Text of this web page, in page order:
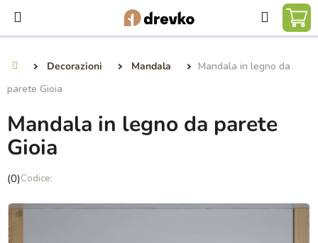
contenuto
Ricerca
Decorazioni Mandala
Mandala in legno da
parete Gioia
Mandala in legno da parete
Gioia
La
media
del
prodotto
(0)